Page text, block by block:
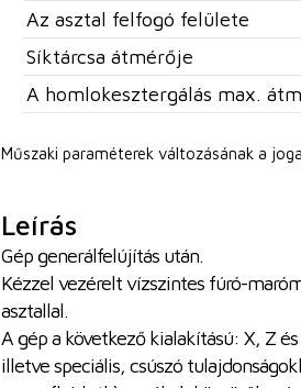
Az asztal felfogó felülete
Síktárcsa átmérője
A homlokesztergálás max.
Műszaki paraméterek változásának a
Leírás
Gép generálfelújítás után.
Kézzel vezérelt vízszintes fúró-
asztallal.
A gép a következő kialakítású: X, Z
illetve speciális, csúszó